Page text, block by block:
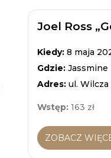
Joel Ross
Kiedy: 8 maja
Gdzie: Jassmine
Adres: ul.
Wstęp: 163 zł
ZOBACZ